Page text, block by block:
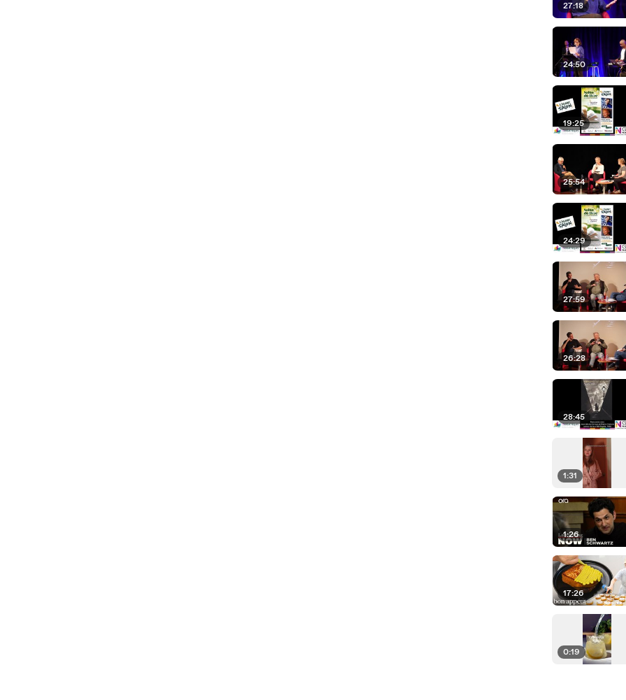
27:18
24:50
19:25
25:54
24:29
27:59
26:28
28:45
1:31
1:26
17:26
0:19